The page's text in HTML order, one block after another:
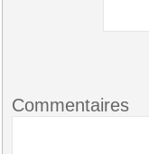
Commentaires